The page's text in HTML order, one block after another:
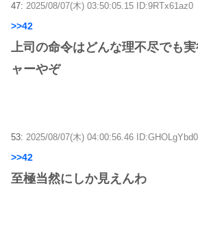
47: 2025/08/07(木) 03:50:05.15 ID:9RTx61az0
>>42
上司の命令はどんな理不尽でも
ャーやぞ
53: 2025/08/07(木) 04:00:56.46 ID:GHOLgYbd0
>>42
至極当然にしか見えんわ